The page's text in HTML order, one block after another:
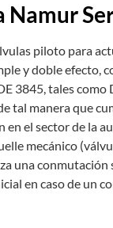
piloto para
y doble efecto,
3845, tales como
tal manera que
en el sector de la
mecánico
una conmutación
en caso de un